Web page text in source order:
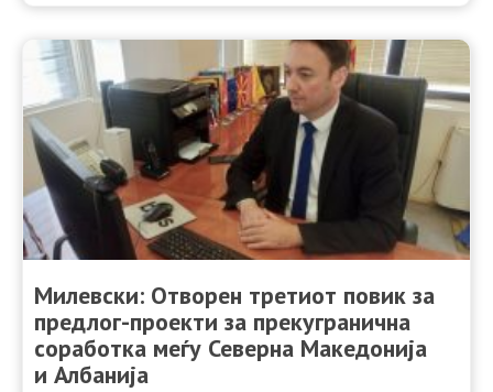
Милевски: Отворен третиот повик за
предлог-проекти за прекугранична
соработка меѓу Северна Македонија
и Албанија